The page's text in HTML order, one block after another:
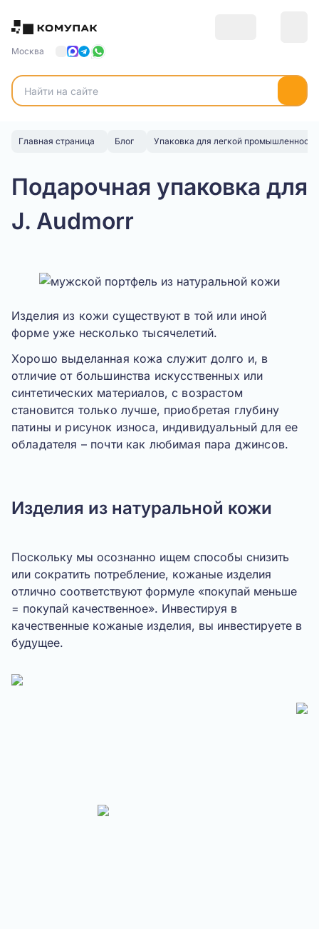
Москва
Главная страница Блог Упаковка для легкой промышленности
Подарочная упаковка для
J. Audmorr
Изделия из кожи существуют в той или иной
форме уже несколько тысячелетий.
Хорошо выделанная кожа служит долго и, в
отличие от большинства искусственных или
синтетических материалов, с возрастом
становится только лучше, приобретая глубину
патины и рисунок износа, индивидуальный для ее
обладателя – почти как любимая пара джинсов.
Изделия из натуральной кожи
Поскольку мы осознанно ищем способы снизить
или сократить потребление, кожаные изделия
отлично соответствуют формуле «покупай меньше
= покупай качественное». Инвестируя в
качественные кожаные изделия, вы инвестируете в
будущее.